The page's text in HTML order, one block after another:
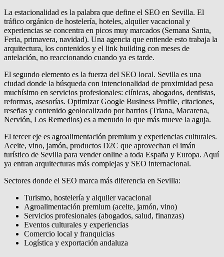
La estacionalidad es la palabra que define el SEO en Sevilla. El
tráfico orgánico de hostelería, hoteles, alquiler vacacional y
experiencias se concentra en picos muy marcados (Semana Santa,
Feria, primavera, navidad). Una agencia que entiende esto trabaja la
arquitectura, los contenidos y el link building con meses de
antelación, no reaccionando cuando ya es tarde.
El segundo elemento es la fuerza del SEO local. Sevilla es una
ciudad donde la búsqueda con intencionalidad de proximidad pesa
muchísimo en servicios profesionales: clínicas, abogados, dentistas,
reformas, asesorías. Optimizar Google Business Profile, citaciones,
reseñas y contenido geolocalizado por barrios (Triana, Macarena,
Nervión, Los Remedios) es a menudo lo que más mueve la aguja.
El tercer eje es agroalimentación premium y experiencias culturales.
Aceite, vino, jamón, productos D2C que aprovechan el imán
turístico de Sevilla para vender online a toda España y Europa. Aquí
ya entran arquitecturas más complejas y SEO internacional.
Sectores donde el SEO marca más diferencia en Sevilla:
Turismo, hostelería y alquiler vacacional
Agroalimentación premium (aceite, jamón, vino)
Servicios profesionales (abogados, salud, finanzas)
Eventos culturales y experiencias
Comercio local y franquicias
Logística y exportación andaluza